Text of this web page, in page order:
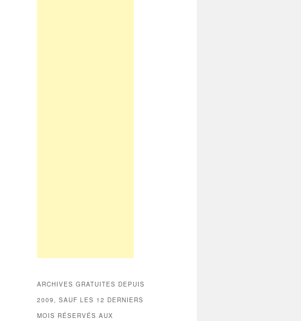
ARCHIVES GRATUITES DEPUIS
2009, SAUF LES 12 DERNIERS
MOIS RÉSERVÉS AUX